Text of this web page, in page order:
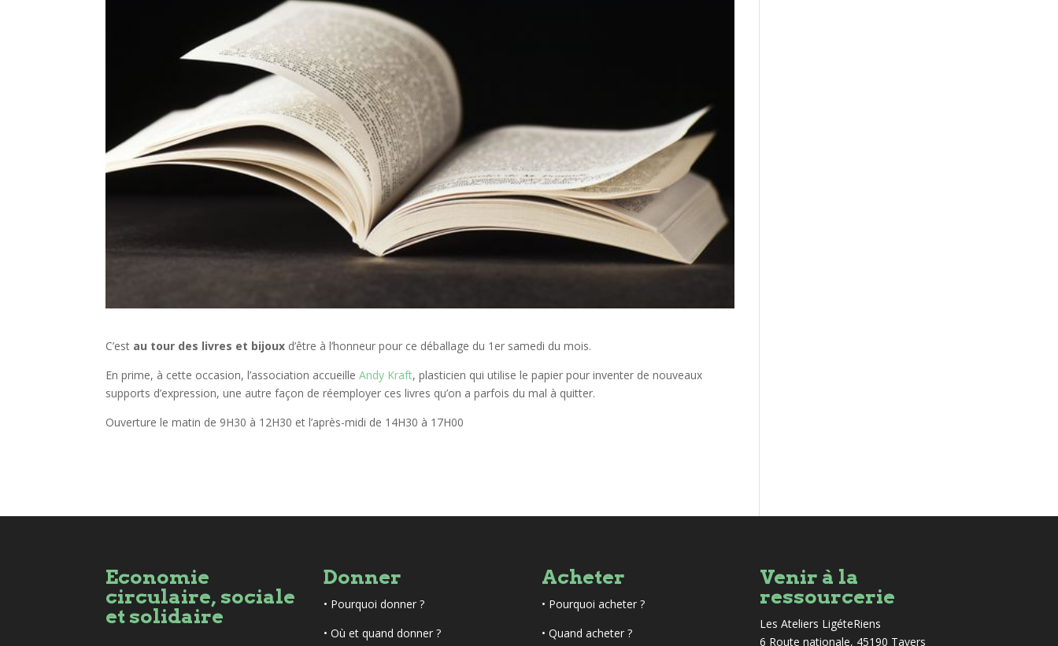
C’est au tour des livres et bijoux d’être à l’honneur pour ce déballage du 1er samedi du mois.
En prime, à cette occasion, l’association accueilleAndy Kraft, plasticien qui utilise le papier pour inventer de nouveaux
supports d’expression, une autre façon de réemployer ces livres qu’on a parfois du mal à quitter.
Ouverture le matin de 9H30 à 12H30 et l’après-midi de 14H30 à 17H00
Economie
circulaire, sociale
et solidaire
Donner
• Pourquoi donner ?
• Où et quand donner ?
Acheter
• Pourquoi acheter ?
• Quand acheter ?
Venir à la
ressourcerie
Les Ateliers LigéteRiens
6 Route nationale, 45190 Tavers